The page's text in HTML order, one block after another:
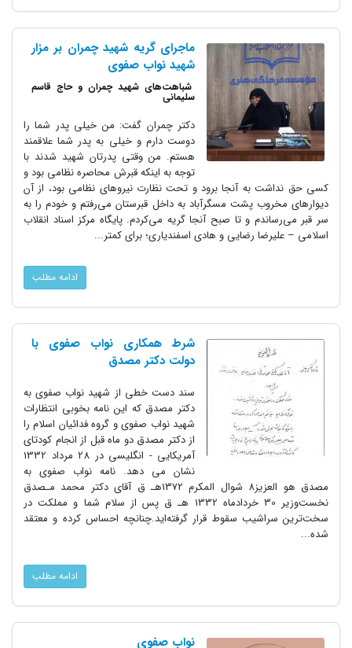
ماجرای گریه شهید چمران بر مزار
شهید نواب صفوی
شباهت‌های شهید چمران و حاج قاسم
سلیمانی
دکتر چمران گفت: من خیلی پدر شما را
دوست دارم و خیلی به پدر شما علاقمند
هستم. من وقتی پدرتان شهید شدند با
توجه به اینکه قبرش محاصره نظامی بود و
کسی حق نداشت به آنجا برود و تحت نظارت نیروهای نظامی بود، از آن
دیوارهای مخروب پشت مسگرآباد به داخل قبرستان می‌رفتم و خودم را به
سر قبر می‌رساندم و تا صبح آنجا گریه می‌کردم. پایگاه مرکز اسناد انقلاب
اسلامی – علیرضا رضایی و هادی اسفندیاری؛ برای کمتر...
ادامه مطلب
شرط همکاری نواب صفوی با
دولت دکتر مصدق
سند دست خطی از شهید نواب صفوی به
دکتر مصدق که این نامه بخوبی انتظارات
شهید نواب صفوی و گروه فدائیان اسلام را
از دکتر مصدق دو ماه قبل از انجام کودتای
آمریکایی - انگلیسی در 28 مرداد 1332
نشان می دهد. نامه نواب صفوی به
مصدق هو العزیز8 شوال المکرم 1372هـ ق آقای دکتر محمد مـصدق
نخست‌وزیر 30 خردادماه 1332 هـ ق پس از سلام‌ شما و مملکت در
سخت‌ترین سراشیب سقوط‌ قرار‌ گرفته‌اید.چنانچه احساس کرده‌ و معتقد‌
شده...
ادامه مطلب
نواب صفوی